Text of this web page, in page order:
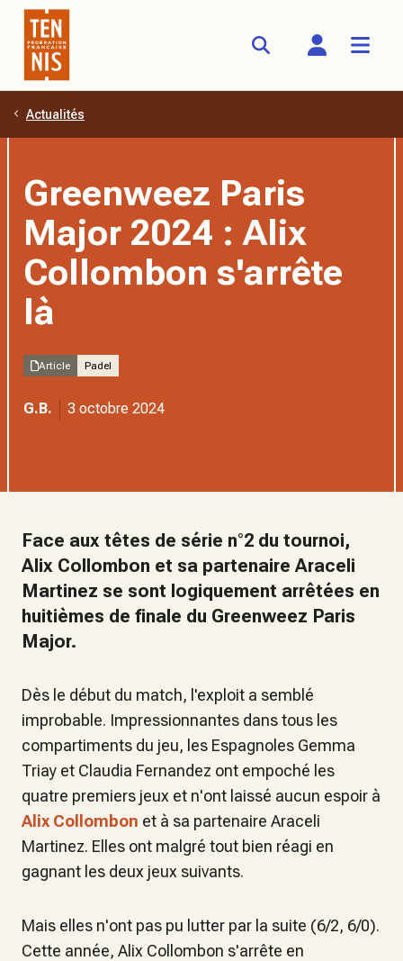
Aller au contenu principal
Actualités
Greenweez Paris
Major 2024 : Alix
Collombon s'arrête
là
Article Padel
G.B. 3 octobre 2024
Face aux têtes de série n°2 du tournoi,
Alix Collombon et sa partenaire Araceli
Martinez se sont logiquement arrêtées en
huitièmes de finale du Greenweez Paris
Major.
Dès le début du match, l'exploit a semblé
improbable. Impressionnantes dans tous les
compartiments du jeu, les Espagnoles Gemma
Triay et Claudia Fernandez ont empoché les
quatre premiers jeux et n'ont laissé aucun espoir à
Alix Collombon et à sa partenaire Araceli
Martinez. Elles ont malgré tout bien réagi en
gagnant les deux jeux suivants.
Mais elles n'ont pas pu lutter par la suite (6/2, 6/0).
Cette année, Alix Collombon s'arrête en